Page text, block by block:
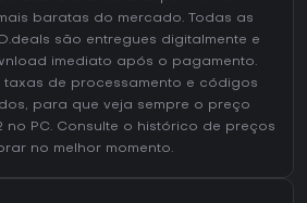
baratas do mercado. Todas as
são entregues digitalmente e
imediato após o pagamento.
taxas de processamento e códigos
para que veja sempre o preço
no PC. Consulte o histórico de preços
no melhor momento.